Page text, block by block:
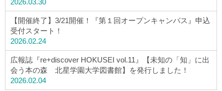
2026.03.30
【開催終了】3/21開催！『第１回オープンキャンパス』申込
受付スタート！
2026.02.24
広報誌『re+discover HOKUSEI vol.11』【未知の「知」に出
会う本の森 北星学園大学図書館】を発行しました！
2026.02.04